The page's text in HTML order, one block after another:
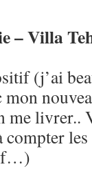
– Villa
(j’ai
me livrer..